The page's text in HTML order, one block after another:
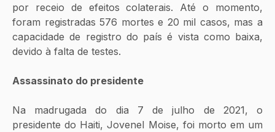
por receio de efeitos colaterais. Até o momento,
foram registradas 576 mortes e 20 mil casos, mas a
capacidade de registro do país é vista como baixa,
devido à falta de testes.
Assassinato do presidente
Na madrugada do dia 7 de julho de 2021, o
presidente do Haiti, Jovenel Moise, foi morto em um